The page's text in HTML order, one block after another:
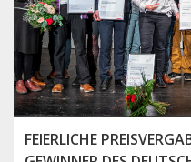
FEIERLICHE